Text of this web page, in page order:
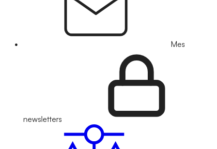
Mes
newsletters